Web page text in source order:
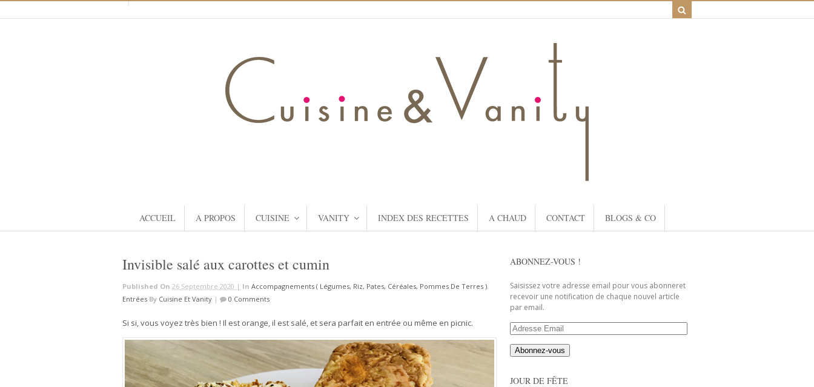
ACCUEIL A PROPOS CUISINE VANITY INDEX DES RECETTES A CHAUD CONTACT BLOGS & CO
Invisible salé aux carottes et cumin
Published On 26 Septembre 2020 | In Accompagnements ( Légumes, Riz, Pates, Céréales, Pommes De Terres ),
Entrées By Cuisine Et Vanity | 0 Comments
Si si, vous voyez très bien ! Il est orange, il est salé, et sera parfait en entrée ou même en picnic.
ABONNEZ-VOUS !
Saisissez votre adresse email pour vous abonneret
recevoir une notification de chaque nouvel article
par email.
Adresse
Email
JOUR DE FÊTE